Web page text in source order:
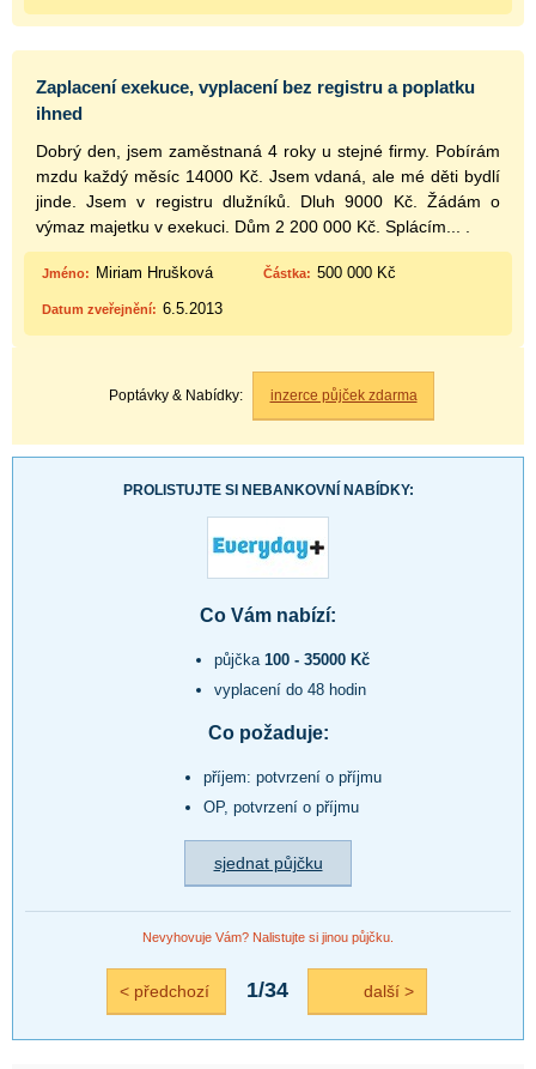
Zaplacení exekuce, vyplacení bez registru a poplatku
ihned
Dobrý den, jsem zaměstnaná 4 roky u stejné firmy. Pobírám
mzdu každý měsíc 14000 Kč. Jsem vdaná, ale mé děti bydlí
jinde. Jsem v registru dlužníků. Dluh 9000 Kč. Žádám o
výmaz majetku v exekuci. Dům 2 200 000 Kč. Splácím... .
Jméno: Miriam Hrušková Částka: 500 000 Kč
Datum zveřejnění: 6.5.2013
Poptávky & Nabídky: inzerce půjček zdarma
PROLISTUJTE SI NEBANKOVNÍ NABÍDKY:
Co Vám nabízí:
půjčka 100 - 35000 Kč
vyplacení do 48 hodin
Co požaduje:
příjem: potvrzení o příjmu
OP, potvrzení o příjmu
sjednat půjčku
Nevyhovuje Vám? Nalistujte si jinou půjčku.
< předchozí 1/34 další >